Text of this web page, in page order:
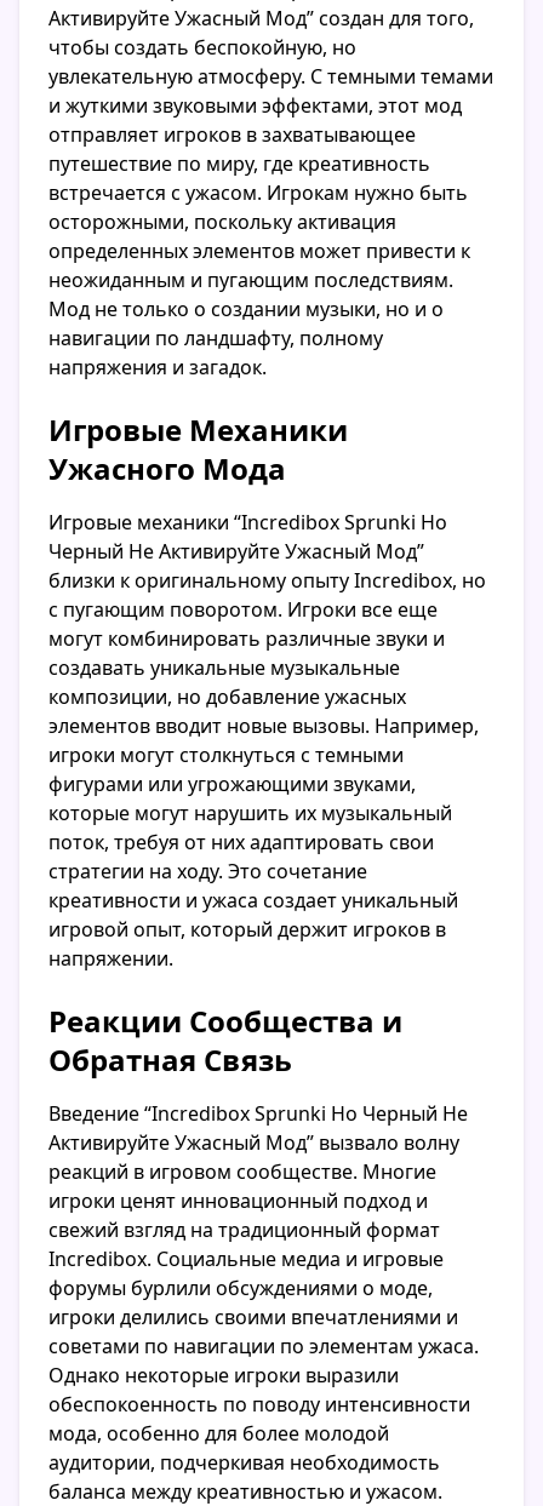
Активируйте Ужасный Мод” создан для того,
чтобы создать беспокойную, но
увлекательную атмосферу. С темными темами
и жуткими звуковыми эффектами, этот мод
отправляет игроков в захватывающее
путешествие по миру, где креативность
встречается с ужасом. Игрокам нужно быть
осторожными, поскольку активация
определенных элементов может привести к
неожиданным и пугающим последствиям.
Мод не только о создании музыки, но и о
навигации по ландшафту, полному
напряжения и загадок.
Игровые Механики
Ужасного Мода
Игровые механики “Incredibox Sprunki Но
Черный Не Активируйте Ужасный Мод”
близки к оригинальному опыту Incredibox, но
с пугающим поворотом. Игроки все еще
могут комбинировать различные звуки и
создавать уникальные музыкальные
композиции, но добавление ужасных
элементов вводит новые вызовы. Например,
игроки могут столкнуться с темными
фигурами или угрожающими звуками,
которые могут нарушить их музыкальный
поток, требуя от них адаптировать свои
стратегии на ходу. Это сочетание
креативности и ужаса создает уникальный
игровой опыт, который держит игроков в
напряжении.
Реакции Сообщества и
Обратная Связь
Введение “Incredibox Sprunki Но Черный Не
Активируйте Ужасный Мод” вызвало волну
реакций в игровом сообществе. Многие
игроки ценят инновационный подход и
свежий взгляд на традиционный формат
Incredibox. Социальные медиа и игровые
форумы бурлили обсуждениями о моде,
игроки делились своими впечатлениями и
советами по навигации по элементам ужаса.
Однако некоторые игроки выразили
обеспокоенность по поводу интенсивности
мода, особенно для более молодой
аудитории, подчеркивая необходимость
баланса между креативностью и ужасом.